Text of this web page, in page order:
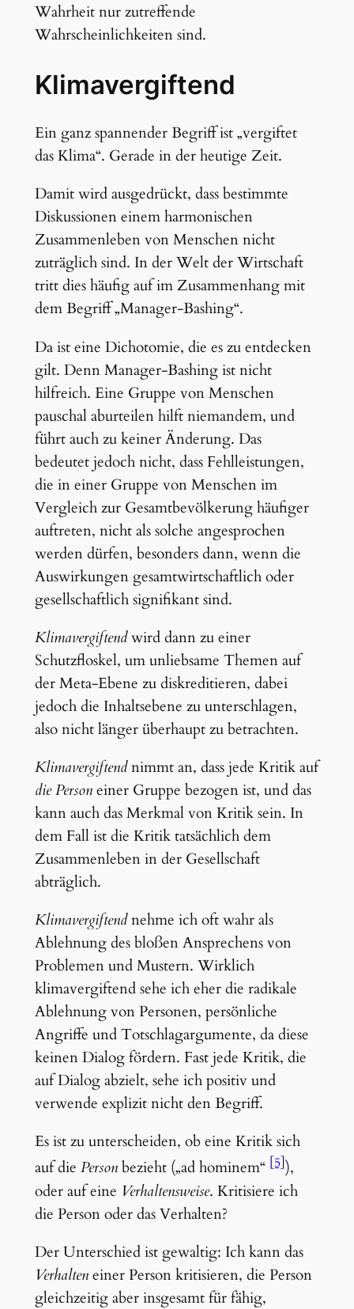
Wahrheit nur zutreffende
Wahrscheinlichkeiten sind.
Klimavergiftend
Ein ganz spannender Begriff ist „vergiftet
das Klima“. Gerade in der heutige Zeit.
Damit wird ausgedrückt, dass bestimmte
Diskussionen einem harmonischen
Zusammenleben von Menschen nicht
zuträglich sind. In der Welt der Wirtschaft
tritt dies häufig auf im Zusammenhang mit
dem Begriff „Manager-Bashing“.
Da ist eine Dichotomie, die es zu entdecken
gilt. Denn Manager-Bashing ist nicht
hilfreich. Eine Gruppe von Menschen
pauschal aburteilen hilft niemandem, und
führt auch zu keiner Änderung. Das
bedeutet jedoch nicht, dass Fehlleistungen,
die in einer Gruppe von Menschen im
Vergleich zur Gesamtbevölkerung häufiger
auftreten, nicht als solche angesprochen
werden dürfen, besonders dann, wenn die
Auswirkungen gesamtwirtschaftlich oder
gesellschaftlich signifikant sind.
Klimavergiftendwird dann zu einer
Schutzfloskel, um unliebsame Themen auf
der Meta-Ebene zu diskreditieren, dabei
jedoch die Inhaltsebene zu unterschlagen,
also nicht länger überhaupt zu betrachten.
Klimavergiftendnimmt an, dass jede Kritik auf
die Personeiner Gruppe bezogen ist, und das
kann auch das Merkmal von Kritik sein. In
dem Fall ist die Kritik tatsächlich dem
Zusammenleben in der Gesellschaft
abträglich.
Klimavergiftendnehme ich oft wahr als
Ablehnung des bloßen Ansprechens von
Problemen und Mustern. Wirklich
klimavergiftend sehe ich eher die radikale
Ablehnung von Personen, persönliche
Angriffe und Totschlagargumente, da diese
keinen Dialog fördern. Fast jede Kritik, die
auf Dialog abzielt, sehe ich positiv und
verwende explizit nicht den Begriff.
Es ist zu unterscheiden, ob eine Kritik sich
auf die Personbezieht („ad hominem“[5]),
oder auf eine Verhaltensweise. Kritisiere ich
die Person oder das Verhalten?
Der Unterschied ist gewaltig: Ich kann das
Verhalteneiner Person kritisieren, die Person
gleichzeitig aber insgesamt für fähig,